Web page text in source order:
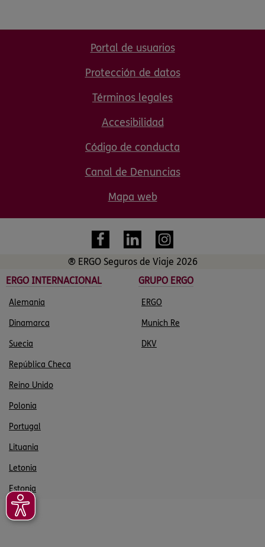
Portal de usuarios
Protección de datos
Términos legales
Accesibilidad
Código de conducta
Canal de Denuncias
Mapa web
® ERGO Seguros de Viaje 2026
ERGO INTERNACIONAL
GRUPO ERGO
Alemania ERGO
Dinamarca Munich Re
Suecia DKV
República Checa
Reino Unido
Polonia
Portugal
Lituania
Letonia
Estonia